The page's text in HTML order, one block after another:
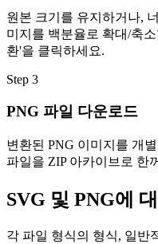
원본 크기를 유지하거나,
미지를 백분율로 확대/축
환'을 클릭하세요.
Step 3
PNG 파일 다운로드
변환된 PNG 이미지를 개
파일을 ZIP 아카이브로 한
SVG 및 PNG에
각 파일 형식의 형식, 일반